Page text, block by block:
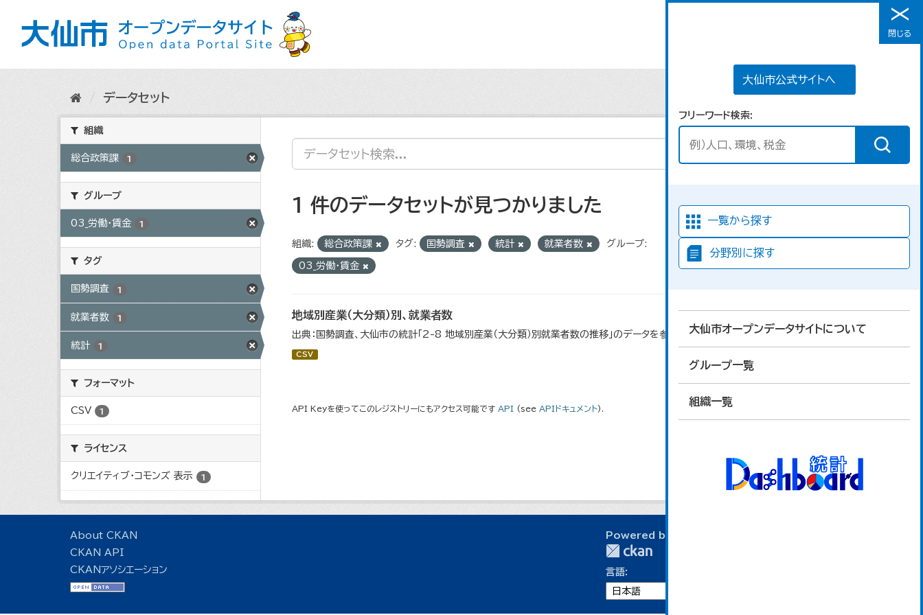
メニュー
大仙市公式サイトへ
フリーワード検索
一覧から探す
分野別に探す
大仙市オープンデータサイトについて
グループ一覧
組織一覧
閉じる
データセット
組織
総合政策課 1
グループ
03_労働・賃金 1
タグ
国勢調査 1
就業者数 1
統計 1
フォーマット
CSV 1
ライセンス
クリエイティブ・コモンズ 表示 1
1 件のデータセットが見つかりました
組織: 総合政策課 タグ: 国勢調査 統計 就業者数 グループ:
03_労働・賃金
地域別産業（大分類）別、就業者数
出典：国勢調査、大仙市の統計「2-8 地域別産業（大分類）別就業者数の推移」のデータを参照しています。
CSV
API Keyを使ってこのレジストリーにもアクセス可能です API (see APIドキュメント).
About CKAN
CKAN API
CKANアソシエーション
Powered by
言語